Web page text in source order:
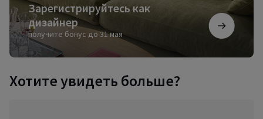
Зарегистрируйтесь как
дизайнер
получите бонус до 31 мая
Хотите увидеть больше?